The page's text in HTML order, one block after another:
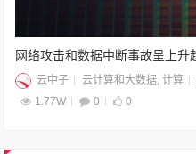
网络攻击和数据中断事故呈上
云中子 云计算和大数据 ,计算
1.77W
0 0